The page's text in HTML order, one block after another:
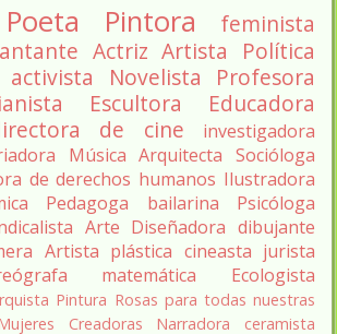
Poeta Pintora
feminista
Actriz Artista
Política
activista Novelista
Profesora
Escultora
Educadora
de cine
investigadora
Música Arquitecta Socióloga
de derechos humanos Ilustradora
Pedagoga bailarina
Psicóloga
Arte Diseñadora dibujante
Artista plástica cineasta jurista
matemática
Ecologista
Pintura Rosas para todas nuestras
Creadoras Narradora
ceramista